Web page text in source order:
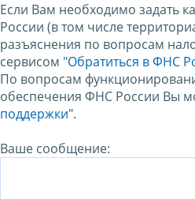
Если Вам необходимо задать
России (в том числе
разъяснения по вопросам
сервисом "Обратиться в ФНС
По вопросам
обеспечения ФНС России Вы
поддержки".
Ваше сообщение: